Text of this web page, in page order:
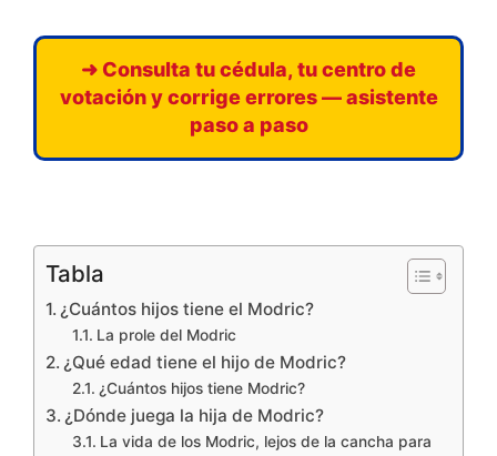
➜ Consulta tu cédula, tu centro de
votación y corrige errores — asistente
paso a paso
Tabla
¿Cuántos hijos tiene el Modric?
La prole del Modric
¿Qué edad tiene el hijo de Modric?
¿Cuántos hijos tiene Modric?
¿Dónde juega la hija de Modric?
La vida de los Modric, lejos de la cancha para